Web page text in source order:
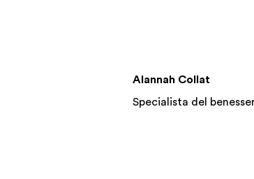
Alannah Collat
Specialista del